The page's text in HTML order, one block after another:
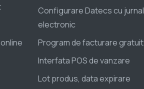
Configurare Datecs cu jurnal
electronic
Program de facturare gratuit
Interfata POS de vanzare
Lot produs, data expirare